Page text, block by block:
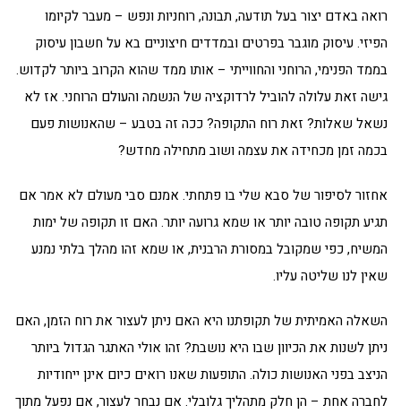
רואה באדם יצור בעל תודעה, תבונה, רוחניות ונפש – מעבר לקיומו
הפיזי. עיסוק מוגבר בפרטים ובמדדים חיצוניים בא על חשבון עיסוק
בממד הפנימי, הרוחני והחווייתי – אותו ממד שהוא הקרוב ביותר לקדוש.
גישה זאת עלולה להוביל לרדוקציה של הנשמה והעולם הרוחני. אז לא
נשאל שאלות? זאת רוח התקופה? ככה זה בטבע – שהאנושות פעם
בכמה זמן מכחידה את עצמה ושוב מתחילה מחדש?
אחזור לסיפור של סבא שלי בו פתחתי. אמנם סבי מעולם לא אמר אם
תגיע תקופה טובה יותר או שמא גרועה יותר. האם זו תקופה של ימות
המשיח, כפי שמקובל במסורת הרבנית, או שמא זהו מהלך בלתי נמנע
שאין לנו שליטה עליו.
השאלה האמיתית של תקופתנו היא האם ניתן לעצור את רוח הזמן, האם
ניתן לשנות את הכיוון שבו היא נושבת? זהו אולי האתגר הגדול ביותר
הניצב בפני האנושות כולה. התופעות שאנו רואים כיום אינן ייחודיות
לחברה אחת – הן חלק מתהליך גלובלי. אם נבחר לעצור, אם נפעל מתוך